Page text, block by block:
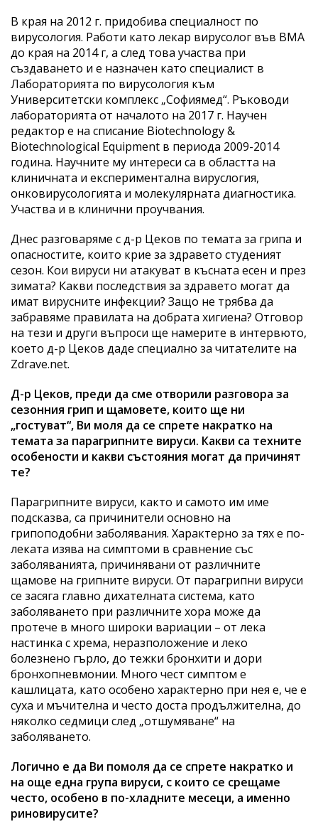
В края на 2012 г. придобива специалност по
вирусология. Работи като лекар вирусолог във ВМА
до края на 2014 г, а след това участва при
създаването и е назначен като специалист в
Лабораторията по вирусология към
Университетски комплекс „Софиямед“. Ръководи
лабораторията от началото на 2017 г. Научен
редактор е на списание Biotechnology &
Biotechnological Equipment в периода 2009-2014
година. Научните му интереси са в областта на
клиничната и експериментална вируслогия,
онковирусологията и молекулярната диагностика.
Участва и в клинични проучвания.
Днес разговаряме с д-р Цеков по темата за грипа и
опасностите, които крие за здравето студеният
сезон. Кои вируси ни атакуват в късната есен и през
зимата? Какви последствия за здравето могат да
имат вирусните инфекции? Защо не трябва да
забравяме правилата на добрата хигиена? Отговор
на тези и други въпроси ще намерите в интервюто,
което д-р Цеков даде специално за читателите на
Zdrave.net.
Д-р Цеков, преди да сме отворили разговора за
сезонния грип и щамовете, които ще ни
„гостуват“, Ви моля да се спрете накратко на
темата за парагрипните вируси. Какви са техните
особености и какви състояния могат да причинят
те?
Парагрипните вируси, както и самото им име
подсказва, са причинители основно на
грипоподобни заболявания. Характерно за тях е по-
леката изява на симптоми в сравнение със
заболяванията, причинявани от различните
щамове на грипните вируси. От парагрипни вируси
се засяга главно дихателната система, като
заболяването при различните хора може да
протече в много широки вариации – от лека
настинка с хрема, неразположение и леко
болезнено гърло, до тежки бронхити и дори
бронхопневмонии. Много чест симптом е
кашлицата, като особено характерно при нея е, че е
суха и мъчителна и често доста продължителна, до
няколко седмици след „отшумяване“ на
заболяването.
Логично е да Ви помоля да се спрете накратко и
на още една група вируси, с които се срещаме
често, особено в по-хладните месеци, а именно
риновирусите?